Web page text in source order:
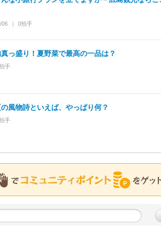
06 0拍手
真っ盛り！夏野菜で最高の一品は？
手
の風物詩といえば、やっぱり何？
手